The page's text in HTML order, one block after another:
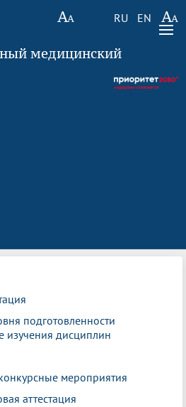
RU EN
медицинский
подготовленности
изучения дисциплин
мероприятия
аттестация